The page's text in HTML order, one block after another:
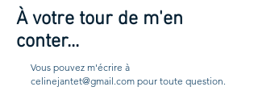
À votre tour de m'en
conter...
Vous pouvez m'écrire à
celinejantet@gmail.com pour toute question.